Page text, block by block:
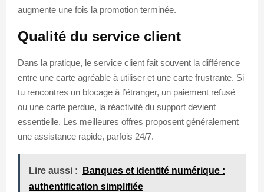
augmente une fois la promotion terminée.
Qualité du service client
Dans la pratique, le service client fait souvent la différence
entre une carte agréable à utiliser et une carte frustrante. Si
tu rencontres un blocage à l’étranger, un paiement refusé
ou une carte perdue, la réactivité du support devient
essentielle. Les meilleures offres proposent généralement
une assistance rapide, parfois 24/7.
Lire aussi :
Banques et identité numérique :
authentification simplifiée